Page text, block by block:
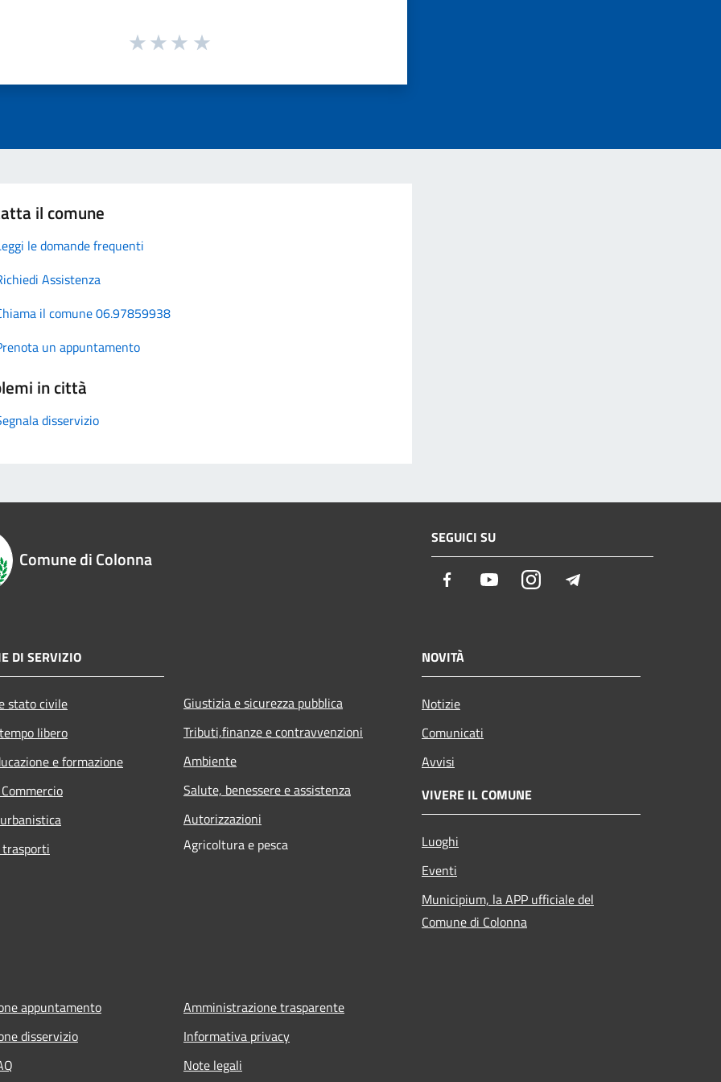
il comune
le domande frequenti
Assistenza
il comune 06.97859938
un appuntamento
in città
disservizio
Comune di Colonna
SEGUICI SU
Facebook YoutubeInstagram
DI SERVIZIO
stato civile
libero
e formazione
Giustizia e sicurezza pubblica
Tributi,finanze e contravvenzioni
Ambiente
Salute, benessere e assistenza
Autorizzazioni
Agricoltura e pesca
NOVITÀ
Notizie
Comunicati
Avvisi
VIVERE IL COMUNE
Luoghi
Eventi
Municipium, la APP ufficiale del
Comune di Colonna
appuntamento
disservizio
Amministrazione trasparente
Informativa privacy
Note legali